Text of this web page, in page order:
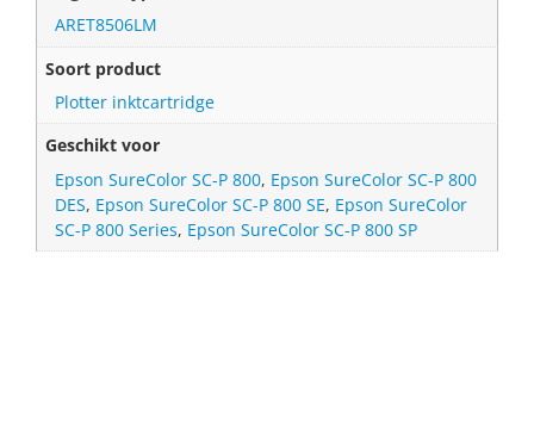
ARET8506LM
Soort product
Plotter inktcartridge
Geschikt voor
Epson SureColor SC-P 800, Epson SureColor SC-P 800
DES, Epson SureColor SC-P 800 SE, Epson SureColor
SC-P 800 Series, Epson SureColor SC-P 800 SP